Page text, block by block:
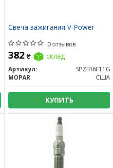
Свеча зажигания V-Power
0 отзывов
382 ₴ склад
Артикул:
SPZFR6F11G
MOPAR
США
КУПИТЬ